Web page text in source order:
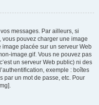
messages. Par ailleurs, si
vous pouvez charger une image
image placée sur un serveur Web
image.gif. Vous ne pouvez pas
un serveur Web public) ni des
exemple : boîtes
par un mot de passe, etc. Pour